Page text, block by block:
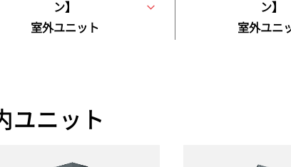
ン】
室外ユニット
ン】
室外ユニ
ユニット